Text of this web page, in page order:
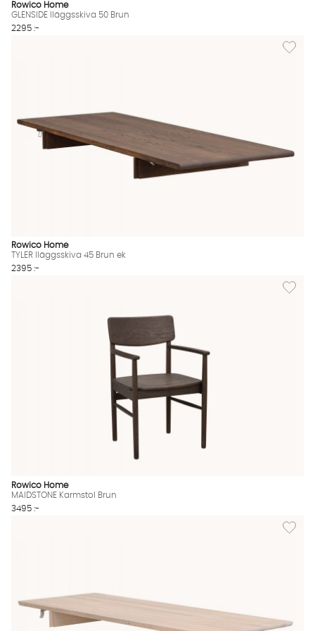
Rowico Home
GLENSIDE Iläggsskiva 50 Brun
2295 :-
Lägg
Rowico Home
TYLER Iläggsskiva 45 Brun ek
2395 :-
Lägg
Rowico Home
MAIDSTONE Karmstol Brun
3495 :-
Lägg